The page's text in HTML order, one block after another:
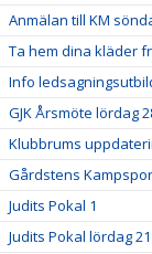
Anmälan till KM
Ta hem dina kläder
Info
GJK Årsmöte lördag
Klubbrums
Gårdstens
Judits Pokal 1
Judits Pokal lördag